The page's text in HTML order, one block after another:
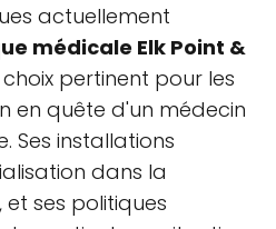
actuellement
médicale Elk Point &
pertinent pour les
en quête d'un médecin
Ses installations
dans la
ses politiques